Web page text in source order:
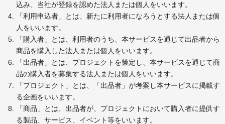
込み、当社が登録を認めた法人または個人をいいます。
「利用申込者」とは、新たに利用者になろうとする法人または個
人をいいます。
「購入者」とは、利用者のうち、本サービスを通じて出品者から
商品を購入した法人または個人をいいます。
「出品者」とは、プロジェクトを策定し、本サービスを通じて商
品の購入者を募集する法人または個人をいいます。
「プロジェクト」とは、「出品者」が考案し本サービスに掲載す
る企画をいいます。
「商品」とは、出品者が、プロジェクトにおいて購入者に提供す
る製品、サービス、イベント等をいいます。